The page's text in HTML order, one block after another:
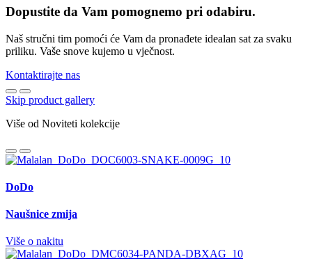
Dopustite da Vam pomognemo pri odabiru.
Naš stručni tim pomoći će Vam da pronađete idealan sat za svaku
priliku. Vaše snove kujemo u vječnost.
Kontaktirajte nas
Skip product gallery
Više od Noviteti kolekcije
DoDo
Naušnice zmija
Više o nakitu